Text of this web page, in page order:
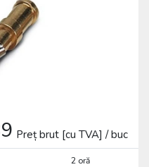
Preț brut [cu TVA] / buc
2 oră